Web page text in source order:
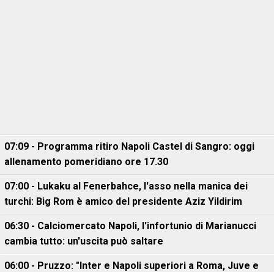
07:09 - Programma ritiro Napoli Castel di Sangro: oggi
allenamento pomeridiano ore 17.30
07:00 - Lukaku al Fenerbahce, l'asso nella manica dei
turchi: Big Rom è amico del presidente Aziz Yildirim
06:30 - Calciomercato Napoli, l'infortunio di Marianucci
cambia tutto: un'uscita può saltare
06:00 - Pruzzo: "Inter e Napoli superiori a Roma, Juve e